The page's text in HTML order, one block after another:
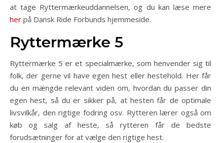
at tage Ryttermærkeuddannelsen, og du kan læse mere
her på Dansk Ride Forbunds hjemmeside.
Ryttermærke 5
Ryttermærke 5 er et specialmærke, som henvender sig til
folk, der gerne vil have egen hest eller hestehold. Her får
du en mængde relevant viden om, hvordan du passer din
egen hest, så du er sikker på, at hesten får de optimale
livsvilkår, den rigtige fodring osv. Rytteren lærer også om
køb og salg af heste, så rytteren får de bedste
forudsætninger for at vælge den rigtige hest.